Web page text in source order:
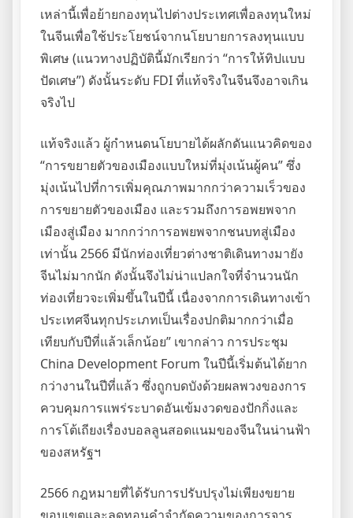
เหล่านี้เพื่อย้ายกองทุนไปต่างประเทศเพื่อลงทุนใหม่
ในจีนเพื่อใช้ประโยชน์จากนโยบายการลงทุนแบบ
พิเศษ (แนวทางปฏิบัตินี้มักเรียกว่า “การให้ทิปแบบ
ปัดเศษ”) ดังนั้นระดับ FDI ที่แท้จริงในจีนจึงอาจเกิน
จริงไป
แท้จริงแล้ว ผู้กำหนดนโยบายได้ผลักดันแนวคิดของ
“การขยายตัวของเมืองแบบใหม่ที่มุ่งเน้นผู้คน” ซึ่ง
มุ่งเน้นไปที่การเพิ่มคุณภาพมากกว่าความเร็วของ
การขยายตัวของเมือง และรวมถึงการอพยพจาก
เมืองสู่เมือง มากกว่าการอพยพจากชนบทสู่เมือง
เท่านั้น 2566 มีนักท่องเที่ยวต่างชาติเดินทางมายัง
จีนไม่มากนัก ดังนั้นจึงไม่น่าแปลกใจที่จำนวนนัก
ท่องเที่ยวจะเพิ่มขึ้นในปีนี้ เนื่องจากการเดินทางเข้า
ประเทศจีนทุกประเภทเป็นเรื่องปกติมากกว่าเมื่อ
เทียบกับปีที่แล้วเล็กน้อย” เขากล่าว การประชุม
China Development Forum ในปีนี้เริ่มต้นได้ยาก
กว่างานในปีที่แล้ว ซึ่งถูกบดบังด้วยผลพวงของการ
ควบคุมการแพร่ระบาดอันเข้มงวดของปักกิ่งและ
การโต้เถียงเรื่องบอลลูนสอดแนมของจีนในน่านฟ้า
ของสหรัฐฯ
2566 กฎหมายที่ได้รับการปรับปรุงไม่เพียงขยาย